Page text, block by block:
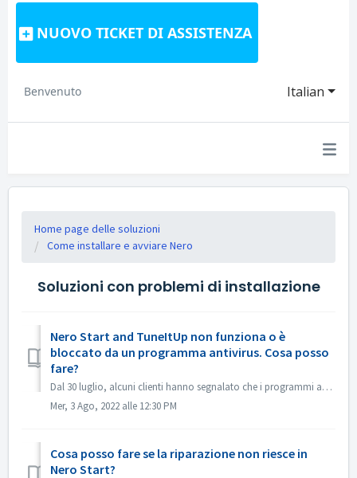
NUOVO TICKET DI ASSISTENZA
Italian
Benvenuto
Home page delle soluzioni
Come installare e avviare Nero
Soluzioni con problemi di installazione
Nero Start and TuneItUp non funziona o è
bloccato da un programma antivirus. Cosa posso
fare?
Dal 30 luglio, alcuni clienti hanno segnalato che i programmi antivirus, ad esempio Norton, Avast ecc. hanno segnalato il programma Nero (Nero Start, Nero T...
Mer, 3 Ago, 2022 alle 12:30 PM
Cosa posso fare se la riparazione non riesce in
Nero Start?